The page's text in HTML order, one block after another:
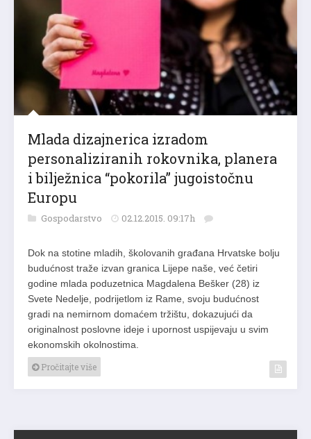
Mlada dizajnerica izradom
personaliziranih rokovnika, planera
i bilježnica “pokorila” jugoistočnu
Europu
Gospodarstvo 02.12.2015. 09:17h
Dok na stotine mladih, školovanih građana Hrvatske bolju
budućnost traže izvan granica Lijepe naše, već četiri
godine mlada poduzetnica Magdalena Bešker (28) iz
Svete Nedelje, podrijetlom iz Rame, svoju budućnost
gradi na nemirnom domaćem tržištu, dokazujući da
originalnost poslovne ideje i upornost uspijevaju u svim
ekonomskih okolnostima.
Pročitajte više